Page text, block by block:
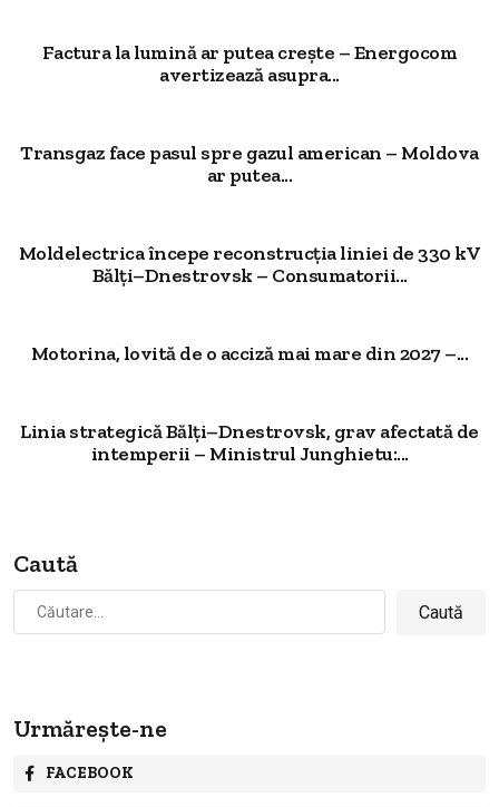
Factura la lumină ar putea crește – Energocom
avertizează asupra...
Transgaz face pasul spre gazul american – Moldova
ar putea...
Moldelectrica începe reconstrucția liniei de 330 kV
Bălți–Dnestrovsk – Consumatorii...
Motorina, lovită de o acciză mai mare din 2027 –...
Linia strategică Bălți–Dnestrovsk, grav afectată de
intemperii – Ministrul Junghietu:...
Caută
Caută
după:
Urmărește-ne
FACEBOOK